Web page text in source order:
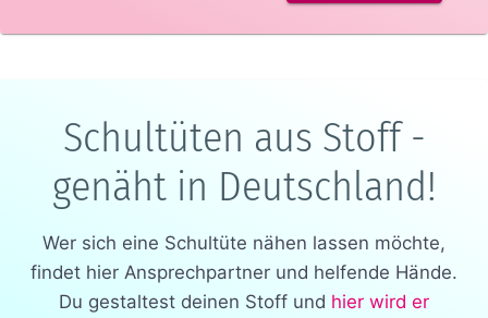
Schultüten aus Stoff -
genäht in Deutschland!
Wer sich eine Schultüte nähen lassen möchte,
findet hier Ansprechpartner und helfende Hände.
Du gestaltest deinen Stoff und hier wird er